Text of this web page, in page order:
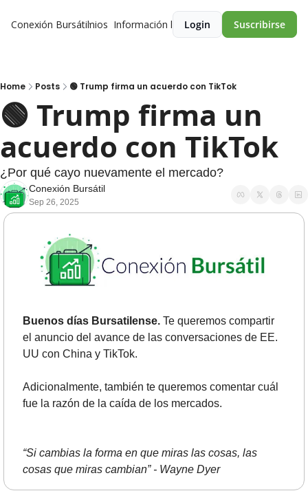
Conexión BursátilPremios Información legalLogin Suscribirse
Home Posts 🟢 Trump firma un acuerdo con TikTok
🟢 Trump firma un
acuerdo con TikTok
¿Por qué cayo nuevamente el mercado?
Conexión Bursátil
Sep 26, 2025
Buenos días Bursatilense. Te queremos compartir
el anuncio del avance de las conversaciones de EE.
UU con China y TikTok.
Adicionalmente, también te queremos comentar cuál
fue la razón de la caída de los mercados.
“Si cambias la forma en que miras las cosas, las
cosas que miras cambian” - Wayne Dyer